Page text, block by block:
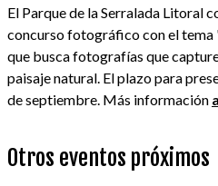
El Parque de la Serralada Litoral
concurso fotográfico con el tema
que busca fotografías que
paisaje natural. El plazo para
de septiembre. Más información
Otros eventos próximos